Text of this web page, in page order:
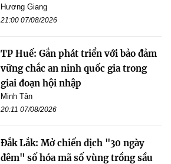
Hương Giang
21:00 07/08/2026
TP Huế: Gắn phát triển với bảo đảm
vững chắc an ninh quốc gia trong
giai đoạn hội nhập
Minh Tân
20:11 07/08/2026
Đắk Lắk: Mở chiến dịch "30 ngày
đêm" số hóa mã số vùng trồng sầu